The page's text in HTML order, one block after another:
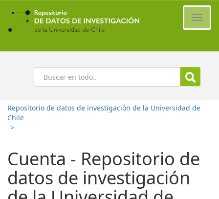
Ir
contenido
principal
Buscar
Repositorio de datos de investigación de la Universidad de
Chile
>
Cuenta - Repositorio de
datos de investigación